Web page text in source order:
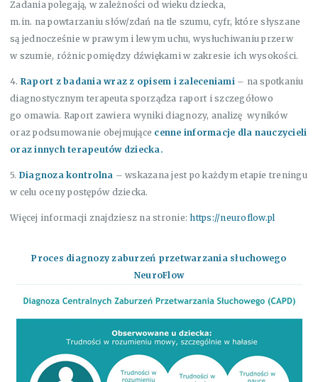
Zadania polegają, w zależności od wieku dziecka,
m.in. na powtarzaniu słów/zdań na tle szumu, cyfr, które słyszane
są jednocześnie w prawym i lewym uchu, wysłuchiwaniu przerw
w szumie, różnic pomiędzy dźwiękami w zakresie ich wysokości.
4. Raport z badania wraz z opisem i zaleceniami – na spotkaniu
diagnostycznym terapeuta sporządza raport i szczegółowo
go omawia. Raport zawiera wyniki diagnozy, analizę wyników
oraz podsumowanie obejmujące cenne informacje dla nauczycieli
oraz innych terapeutów dziecka.
5. Diagnoza kontrolna – wskazana jest po każdym etapie treningu
w celu oceny postępów dziecka.
Więcej informacji znajdziesz na stronie:https://neuroflow.pl
Proces diagnozy zaburzeń przetwarzania słuchowego
NeuroFlow